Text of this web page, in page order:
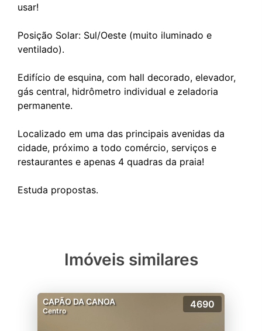
usar!
Posição Solar: Sul/Oeste (muito iluminado e
ventilado).
Edifício de esquina, com hall decorado, elevador,
gás central, hidrômetro individual e zeladoria
permanente.
Localizado em uma das principais avenidas da
cidade, próximo a todo comércio, serviços e
restaurantes e apenas 4 quadras da praia!
Imóveis similares
CAPÃO DA CANOA
Centro
4690